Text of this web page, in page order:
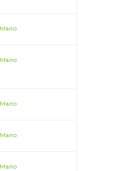
Мало
Мало
Мало
Мало
Мало